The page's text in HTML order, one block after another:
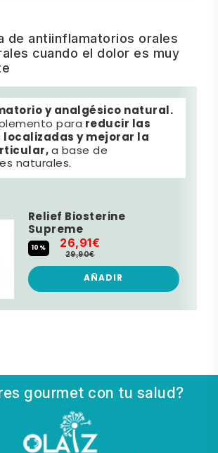
de antiinflamatorios orales
cuando el dolor es muy
y analgésico natural.
para reducir las
localizadas y mejorar la
a base de
naturales.
Relief Biosterine
Supreme
10% 26,91€
29,90€
AÑADIR
gourmet con tu salud?